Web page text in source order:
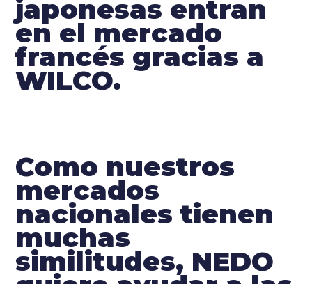
japonesas entran
en el mercado
francés gracias a
WILCO.
Como nuestros
mercados
nacionales tienen
muchas
similitudes, NEDO